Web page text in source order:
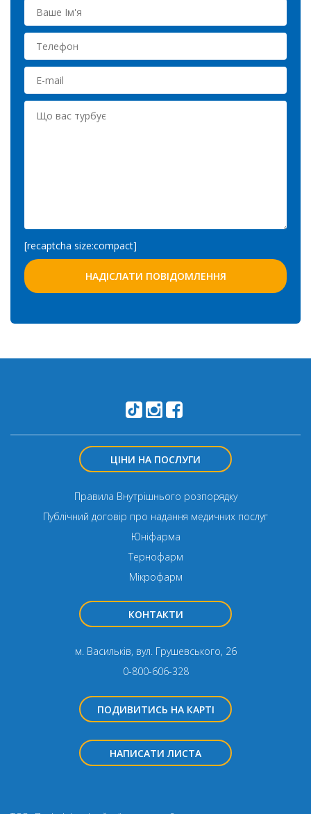
[recaptcha size:compact]
ЦІНИ НА ПОСЛУГИ
Правила Внутрішнього розпорядку
Публічний договір про надання медичних послуг
Юніфарма
Тернофарм
Мікрофарм
КОНТАКТИ
м. Васильків, вул. Грушевського, 26
0-800-606-328
ПОДИВИТИСЬ НА КАРТІ
НАПИСАТИ ЛИСТА